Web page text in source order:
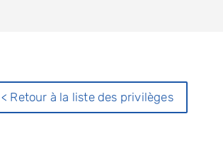
< Retour à la liste des privilèges